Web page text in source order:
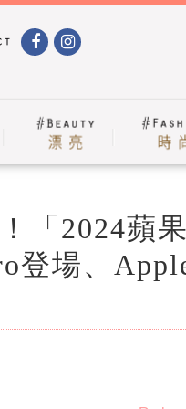
「2024蘋
登場、